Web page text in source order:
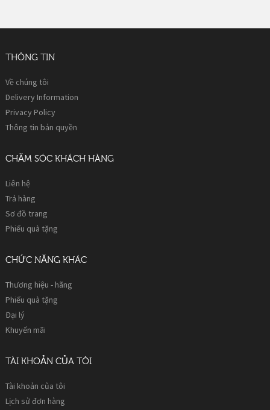
THÔNG TIN
Về chúng tôi
Delivery Information
Privacy Policy
Thông tin bản quyền
CHĂM SÓC KHÁCH HÀNG
Liên hệ
Trả hàng
Sơ đồ trang
Phiếu quà tặng
CHỨC NĂNG KHÁC
Thương hiệu - hãng
Phiếu quà tặng
Đại lý
Khuyến mãi
TÀI KHOẢN CỦA TÔI
Tài khoản của tôi
Lịch sử đơn hàng